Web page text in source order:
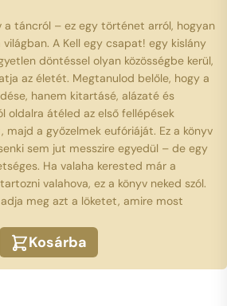
a táncról – ez egy történet arról, hogyan
A Kell egy csapat! egy kislány
döntéssel olyan közösségbe kerül,
az életét. Megtanulod belőle, hogy a
hanem kitartásé, alázaté és
oldalra átéled az első fellépések
majd a győzelmek eufóriáját. Ez a könyv
sem jut messzire egyedül – de egy
Ha valaha kerested már a
valahova, ez a könyv neked szól.
meg azt a löketet, amire most
Kosárba